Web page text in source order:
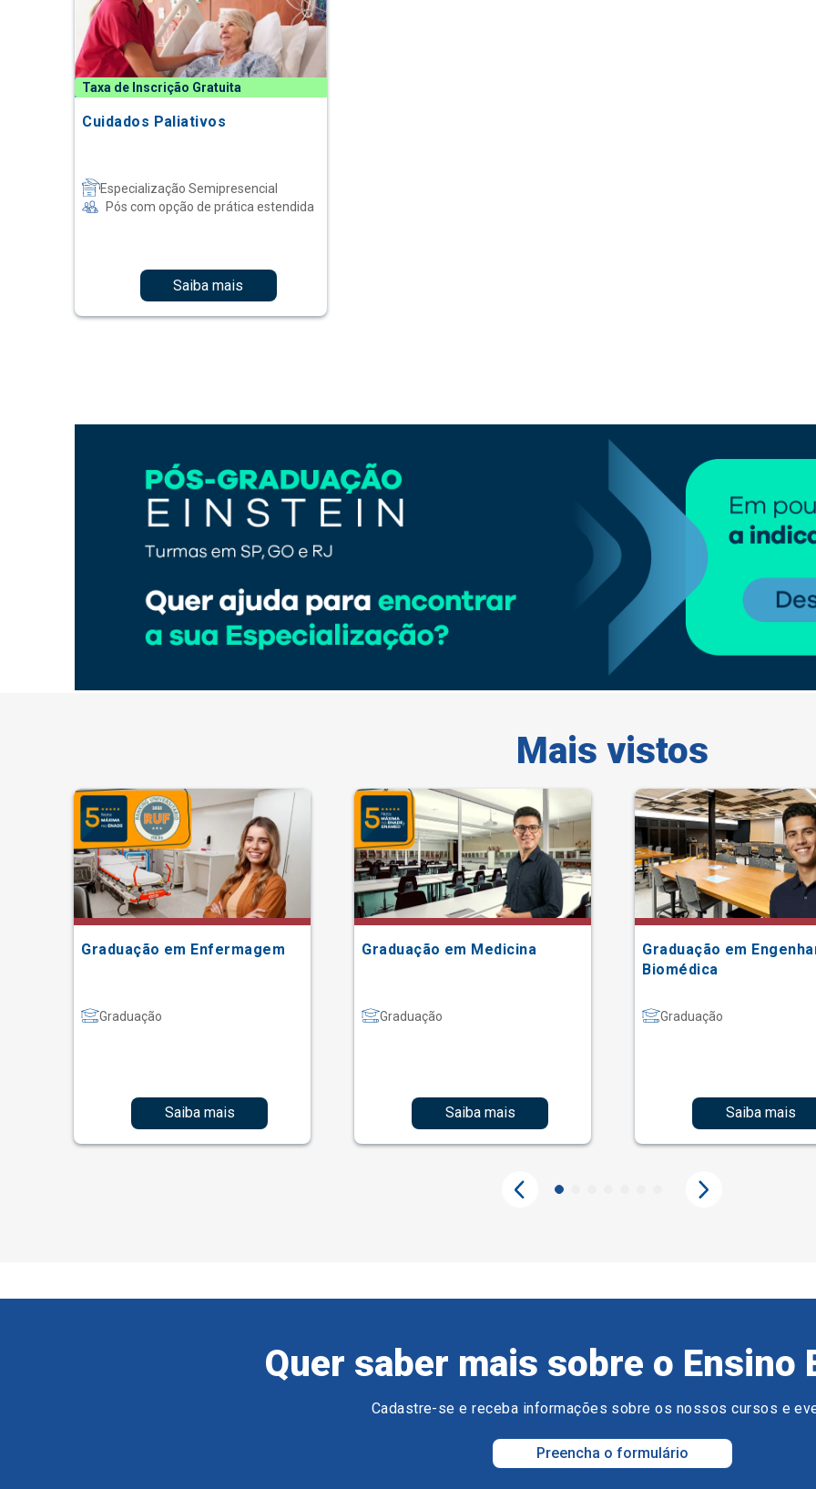
Taxa de Inscrição Gratuita
Cuidados Paliativos
Especialização Semipresencial
Pós com opção de prática estendida
Saiba mais
Mais vistos
Graduação em Enfermagem
Graduação
Saiba mais
Graduação em Medicina
Graduação
Saiba mais
Graduação em
Biomédica
Graduação
Saiba mais
Quer saber mais sobre o Ensino
Cadastre-se e receba informações sobre os nossos cursos e
Preencha o formulário